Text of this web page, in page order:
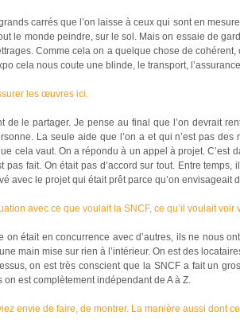
carrés que l’on laisse à ceux qui sont en
le monde peindre, sur le sol. Mais on essaie de
Comme cela on a quelque chose de
cela nous coute une blinde, le transport,
les œuvres ici.
de le partager. Je pense au final que l’on devrait
La seule aide que l’on a et qui n’est pas
cela vaut. On a répondu à un appel à projet.
pas fait. On était pas d’accord sur tout. Entre
avec le projet qui était prêt parce qu’on envisageait
avec ce que voulait la SNCF, ce qu’il voulait voir
on était en concurrence avec d’autres, ils ne nous
main mise sur rien à l’intérieur. On est des
on est très conscient que la SNCF a fait un
est complètement indépendant de A à Z.
envie de faire, de montrer. La manière aussi dont